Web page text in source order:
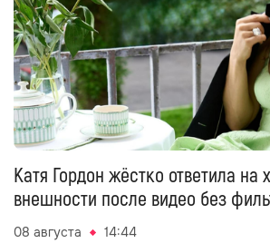
Катя Гордон жёстко ответила на
внешности после видео без
08 августа 14:44